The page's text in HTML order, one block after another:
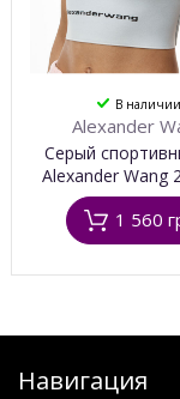
В наличии
Alexander
Серый
Alexander Wang
1 560
Навигация